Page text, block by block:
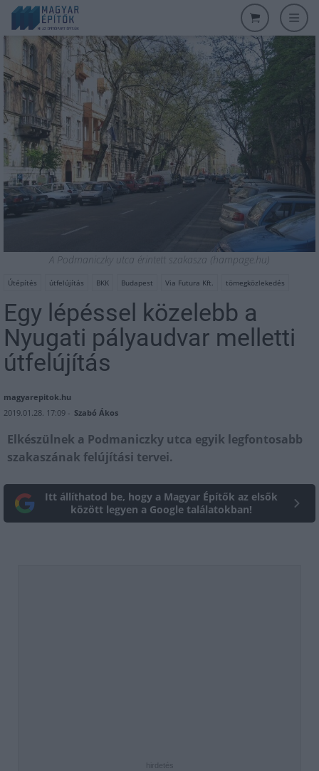
A Podmaniczky utca érintett szakasza (hampage.hu)
Útépítés útfelújítás BKK Budapest Via Futura Kft. tömegközlekedés
Egy lépéssel közelebb a
Nyugati pályaudvar melletti
útfelújítás
magyarepitok.hu
2019.01.28. 17:09 - Szabó Ákos
Elkészülnek a Podmaniczky utca egyik legfontosabb
szakaszának felújítási tervei.
Itt állíthatod be, hogy a Magyar Építők az elsők
között legyen a Google találatokban!
hirdetés